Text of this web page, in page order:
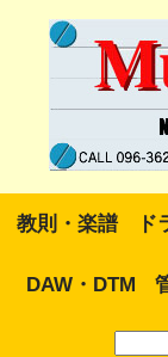
教則・楽譜 ド
DAW・DTM